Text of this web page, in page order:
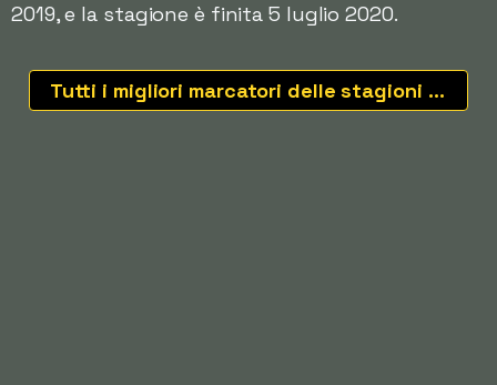
2019, e la stagione è finita 5 luglio 2020.
Tutti i migliori marcatori delle stagioni recenti